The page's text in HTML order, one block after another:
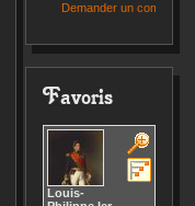
Demander un compte
Favoris
Louis-